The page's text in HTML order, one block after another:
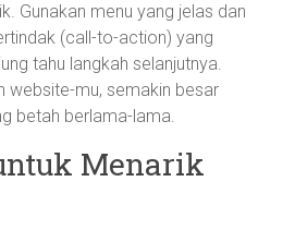
Gunakan menu yang jelas dan
(call-to-action) yang
tahu langkah selanjutnya.
website-mu, semakin besar
betah berlama-lama.
Menarik